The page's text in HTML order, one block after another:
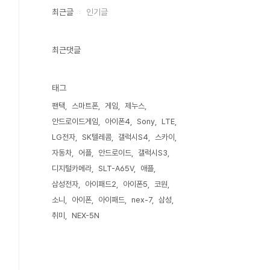
최근글 인기글
최근댓글
태그
팬택 스마트폰 게임
제누스
안드로이드게임
아이폰4 Sony
LTE
LG전자
SK텔레콤 갤럭시S4
스카이
자동차
어플 안드로이드
갤럭시S3
디지털카메라
SLT-A65V
애플
삼성전자
아이패드2 아이폰5
코원
소니
아이폰 아이패드 nex-7
삼성
취미
NEX-5N